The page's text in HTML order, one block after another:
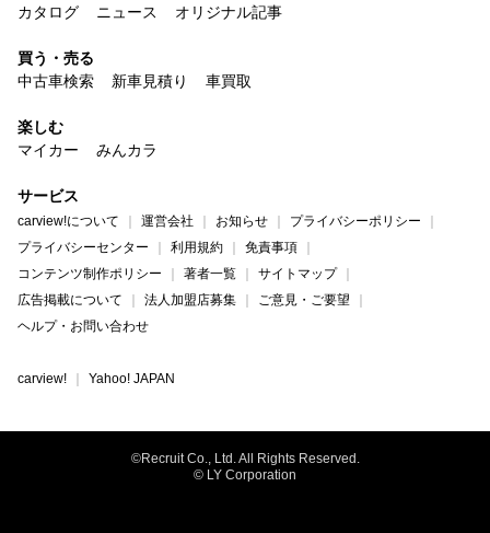
カタログ
ニュース オリジナル記事
買う・売る
中古車検索
新車見積り 車買取
楽しむ
マイカー
みんカラ
サービス
carview!について 運営会社 お知らせ
プライバシーポリシー
プライバシーセンター
利用規約
免責事項
コンテンツ制作ポリシー
著者一覧
サイトマップ
広告掲載について
法人加盟店募集
ご意見・ご要望
ヘルプ・お問い合わせ
carview! Yahoo! JAPAN
©Recruit Co., Ltd. All Rights Reserved.
© LY Corporation